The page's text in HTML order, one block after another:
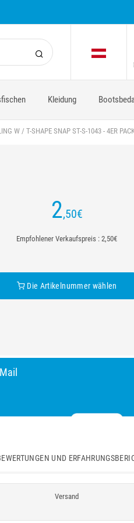
Kleidung
W / T-SHAPE SNAP ST-S-1043 - 4ER
2,50€
Empfohlener Verkaufspreis : 2,50€
Die Artikelnummer wählen
UND
Versand